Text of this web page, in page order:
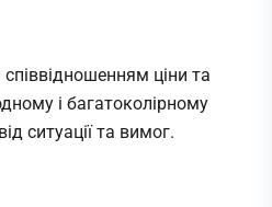
співвідношенням ціни та
і багатоколірному
ситуації та вимог.